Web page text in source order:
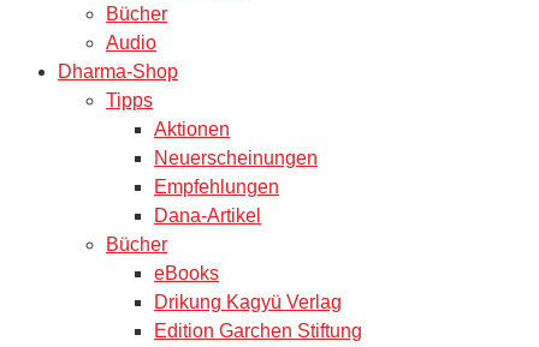
Bücher
Audio
Dharma-Shop
Tipps
Aktionen
Neuerscheinungen
Empfehlungen
Dana-Artikel
Bücher
eBooks
Drikung Kagyü Verlag
Edition Garchen Stiftung